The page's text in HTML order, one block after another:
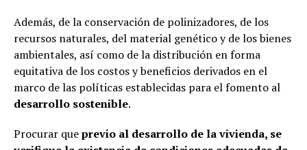
Además, de la conservación de polinizadores, de los
recursos naturales, del material genético y de los bienes
ambientales, así como de la distribución en forma
equitativa de los costos y beneficios derivados en el
marco de las políticas establecidas para el fomento al
desarrollo sostenible.
Procurar queprevio al desarrollo de la vivienda, se